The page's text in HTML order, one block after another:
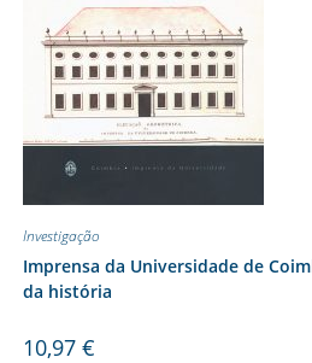
Investigação
Imprensa da Universidade de
da história
10,97 €